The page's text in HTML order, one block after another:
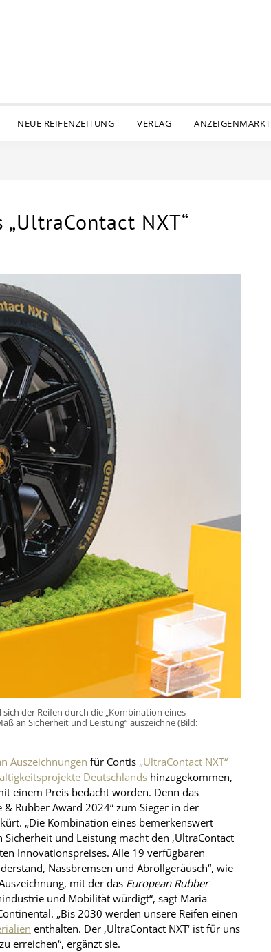
NEUE REIFENZEITUNG VERLAG ANZEIGENMARKT
NXT“
der Reifen durch die „Kombination eines
an Sicherheit und Leistung“ auszeichne (Bild:
Auszeichnungen für Contis „UltraContact NXT“
Deutschlands hinzugekommen,
einem Preis bedacht worden. Denn das
& Rubber Award 2024“ zum Sieger in der
„Die Kombination eines bemerkenswert
und Leistung macht den ‚UltraContact
Innovationspreises. Alle 19 verfügbaren
Nassbremsen und Abrollgeräusch“, wie
mit der das European Rubber
und Mobilität würdigt“, sagt Maria
„Bis 2030 werden unsere Reifen einen
enthalten. Der ‚UltraContact NXT‘ ist für uns
erreichen“, ergänzt sie.